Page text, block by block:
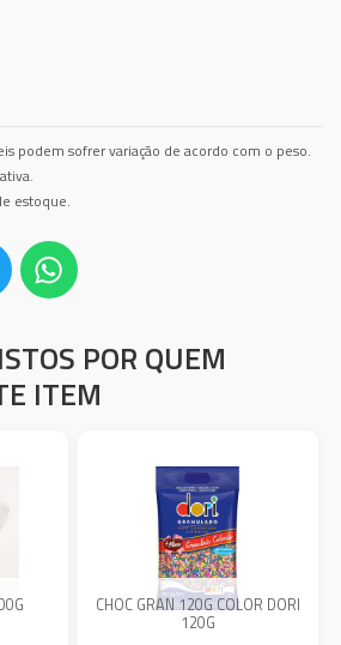
podem sofrer variação de acordo com o peso.
estoque.
POR QUEM
ITEM
CHOC GRAN 120G COLOR DORI
120G